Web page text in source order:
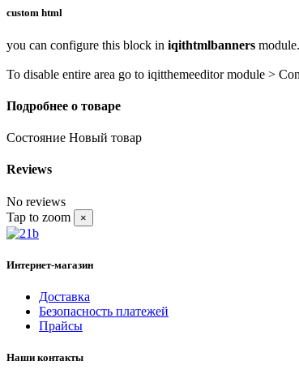
custom html
you can configure this block in iqithtmlbanners
To disable entire area go to iqitthemeeditor module >
Подробнее о товаре
Состояние Новый товар
Reviews
No reviews
Tap to zoom
×
Интернет-магазин
Доставка
Безопасность платежей
Прайсы
Наши контакты